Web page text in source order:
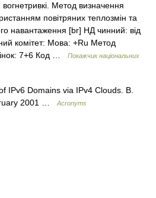
Метод визначення
повітряних теплозмін та
навантаження [br] НД чинний: від
комітет: Мова: +Ru Метод
7+6 Код …
Покажчик національних
IPv6 Domains via IPv4 Clouds. B.
2001 …
Acronyms